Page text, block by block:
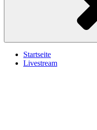
Startseite
Livestream